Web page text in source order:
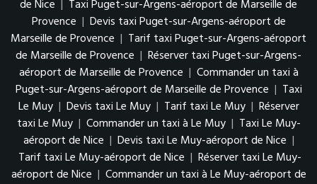
de Nice
Taxi Puget-sur-Argens-aéroport de Marseille de
Provence | Devis taxi Puget-sur-Argens-aéroport de
Marseille de Provence | Tarif taxi Puget-sur-Argens-aéroport
de Marseille de Provence | Réserver taxi Puget-sur-Argens-
aéroport de Marseille de Provence | Commander un taxi à
Puget-sur-Argens-aéroport de Marseille de Provence | Taxi
Le Muy | Devis taxi Le Muy | Tarif taxi Le Muy | Réserver
taxi Le Muy | Commander un taxi à Le Muy | Taxi Le Muy-
aéroport de Nice | Devis taxi Le Muy-aéroport de Nice |
Tarif taxi Le Muy-aéroport de Nice | Réserver taxi Le Muy-
aéroport de Nice | Commander un taxi à Le Muy-aéroport de